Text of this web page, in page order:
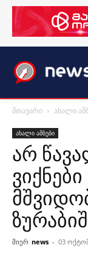
მთავარი ახალი
ახალი ამბები
არ
მიერ news - 03